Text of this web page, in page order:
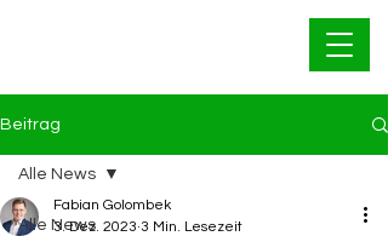
Beitrag
Alle News
Alle News
Fabian Golombek
3. Dez. 2023 3 Min. Lesezeit